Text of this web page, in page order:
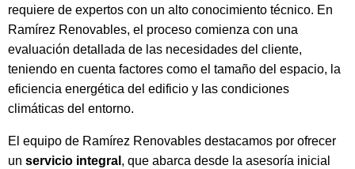
requiere de expertos con un alto conocimiento técnico. En
Ramírez Renovables, el proceso comienza con una
evaluación detallada de las necesidades del cliente,
teniendo en cuenta factores como el tamaño del espacio, la
eficiencia energética del edificio y las condiciones
climáticas del entorno.
El equipo de Ramírez Renovables destacamos por ofrecer
un servicio integral , que abarca desde la asesoría inicial